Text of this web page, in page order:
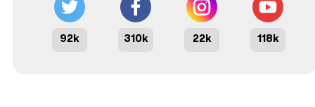
92k 310k 22k 118k